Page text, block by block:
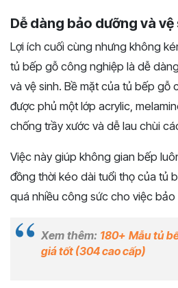
Dễ dàng bảo dưỡng và vệ
Lợi ích cuối cùng nhưng không
tủ bếp gỗ công nghiệp là dễ
và vệ sinh. Bề mặt của tủ bếp gỗ
được phủ một lớp acrylic,
chống trầy xước và dễ lau chùi
Việc này giúp không gian bếp
đồng thời kéo dài tuổi thọ của tủ
quá nhiều công sức cho việc bảo
Xem thêm: 180+ Mẫu tủ
giá tốt (304 cao cấp)